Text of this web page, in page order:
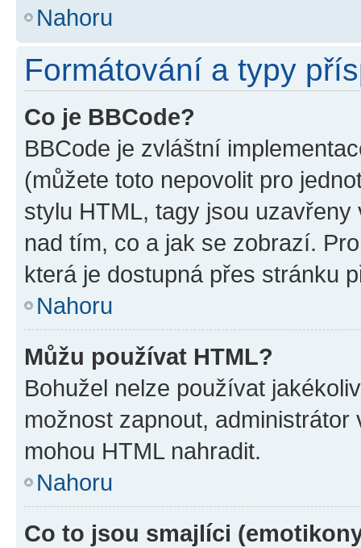
Nahoru
Formátování a typy
Co je BBCode?
BBCode je zvláštní
(můžete toto nepovolit pro
stylu HTML, tagy jsou
nad tím, co a jak se zobrazí.
která je dostupná přes stránku
Nahoru
Můžu používat HTML?
Bohužel nelze používat
možnost zapnout,
mohou HTML nahradit.
Nahoru
Co to jsou smajlíci